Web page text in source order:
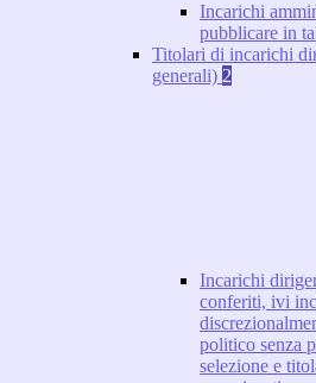
Incarichi
pubblicare in
Titolari di incarichi
generali) 2
Incarichi
conferiti, ivi
politico senza
selezione e